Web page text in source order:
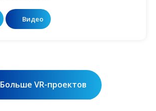
Видео
Больше VR-проектов